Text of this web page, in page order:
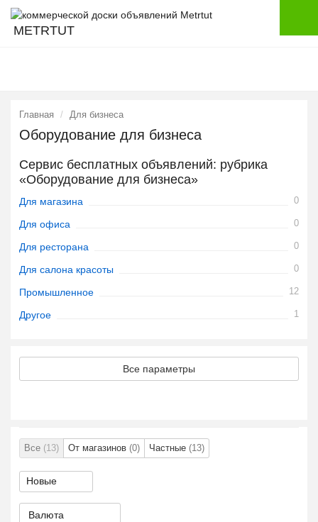
METRTUT
Главная Для бизнеса
Оборудование для бизнеса
Сервис бесплатных объявлений: рубрика
«Оборудование для бизнеса»
Для магазина 0
Для офиса 0
Для ресторана 0
Для салона красоты 0
Промышленное 12
Другое 1
Все параметры
Все (13) От магазинов (0) Частные (13)
Валюта